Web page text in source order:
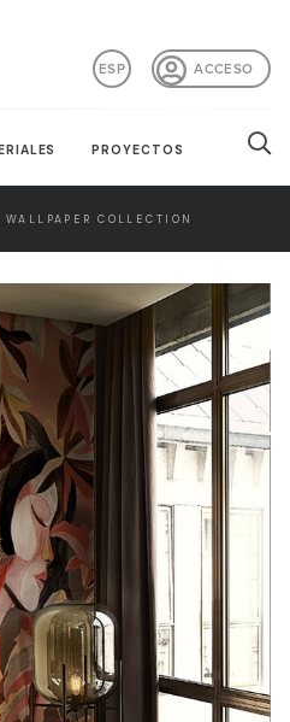
ACCESO
ESP
PROYECTOS
WALLPAPER COLLECTION